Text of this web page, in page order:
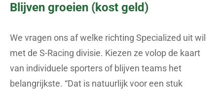
Blijven groeien (kost geld)
We vragen ons af welke richting Specialized uit wil
met de S-Racing divisie. Kiezen ze volop de kaart
van individuele sporters of blijven teams het
belangrijkste. “Dat is natuurlijk voor een stuk